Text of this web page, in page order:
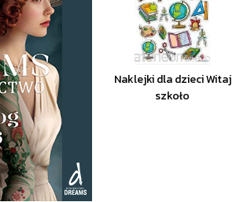
Naklejki dla dzieci Witaj
szkoło